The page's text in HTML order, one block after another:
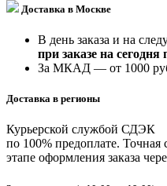
Доставка в Москве
В день заказа и на
при заказе на сегодня
За МКАД — от 1000
Доставка в регионы
Курьерской службой СДЭК
по 100% предоплате. Точная
этапе оформления заказа